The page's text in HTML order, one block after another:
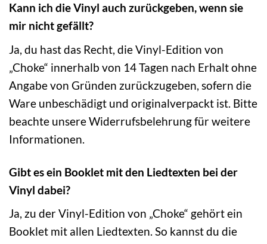
Kann ich die Vinyl auch zurückgeben, wenn sie
mir nicht gefällt?
Ja, du hast das Recht, die Vinyl-Edition von
„Choke“ innerhalb von 14 Tagen nach Erhalt ohne
Angabe von Gründen zurückzugeben, sofern die
Ware unbeschädigt und originalverpackt ist. Bitte
beachte unsere Widerrufsbelehrung für weitere
Informationen.
Gibt es ein Booklet mit den Liedtexten bei der
Vinyl dabei?
Ja, zu der Vinyl-Edition von „Choke“ gehört ein
Booklet mit allen Liedtexten. So kannst du die